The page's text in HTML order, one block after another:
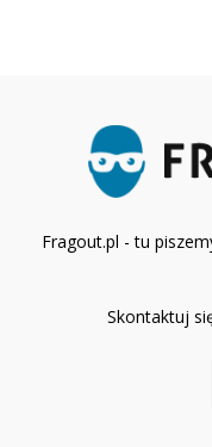
Fragout.pl - tu
Skontaktuj